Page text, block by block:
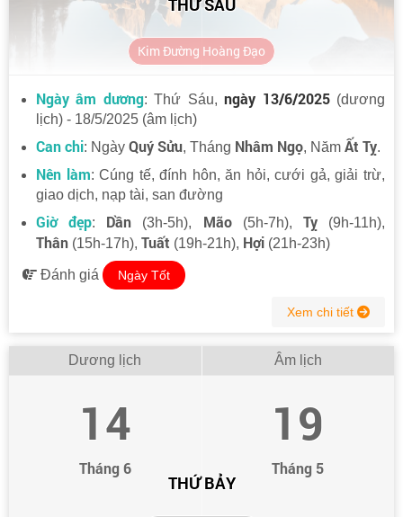
THỨ SÁU
Kim Đường Hoàng Đạo
Ngày âm dương: Thứ Sáu,ngày 13/6/2025(dương
lịch) - 18/5/2025 (âm lịch)
Can chi: Ngày Quý Sửu, Tháng Nhâm Ngọ, Năm Ất Tỵ.
Nên làm: Cúng tế, đính hôn, ăn hỏi, cưới gả, giải trừ,
giao dịch, nạp tài, san đường
Giờ đẹp: Dần (3h-5h), Mão(5h-7h), Tỵ(9h-11h),
Thân (15h-17h), Tuất (19h-21h), Hợi (21h-23h)
Đánh giá Ngày Tốt
Xem chi tiết
Dương lịch
14
Tháng 6
Âm lịch
19
Tháng 5
THỨ BẢY